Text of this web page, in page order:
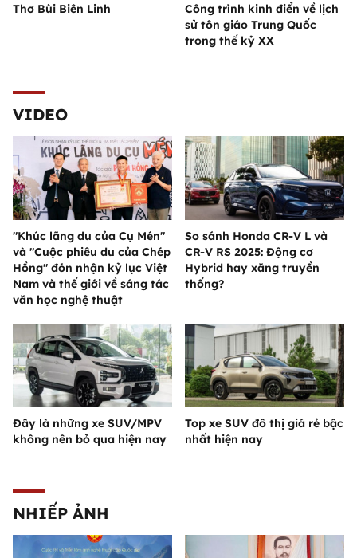
Thơ Bùi Biên Linh
Công trình kinh điển về lịch
sử tôn giáo Trung Quốc
trong thế kỷ XX
VIDEO
"Khúc lãng du của Cụ Mén"
và "Cuộc phiêu du của Chép
Hồng" đón nhận kỷ lục Việt
Nam và thế giới về sáng tác
văn học nghệ thuật
So sánh Honda CR-V L và
CR-V RS 2025: Động cơ
Hybrid hay xăng truyền
thống?
Đây là những xe SUV/MPV
không nên bỏ qua hiện nay
Top xe SUV đô thị giá rẻ bậc
nhất hiện nay
NHIẾP ẢNH